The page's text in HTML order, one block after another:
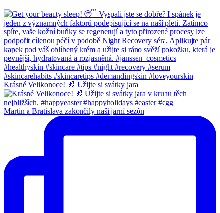
Krásné Velikonoce! 🐰 Užijte si svátky jara
Martin a Bratislava zakončily naši jarní sezón